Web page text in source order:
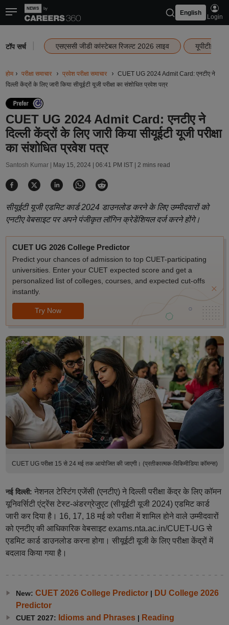
English
Login
टॉप सर्च एसएससी जीडी कांस्टेबल रिजल्ट 2026 लाइव यूपीटीईटी
होम परीक्षा समाचार प्रवेश परीक्षा समाचार
CUET UG 2024 Admit Card: एनटीए ने
दिल्ली केंद्रों के लिए जारी किया सीयूईटी यूजी परीक्षा का संशोधित प्रवेश पत्र
CUET UG 2024 Admit Card: एनटीए ने
दिल्ली केंद्रों के लिए जारी किया सीयूईटी यूजी परीक्षा
का संशोधित प्रवेश पत्र
Santosh Kumar | May 15, 2024 | 06:41 PM IST| 2 mins read
सीयूईटी यूजी एडमिट कार्ड 2024 डाउनलोड करने के लिए उम्मीदवारों को
एनटीए वेबसाइट पर अपने पंजीकृत लॉगिन क्रेडेंशियल दर्ज करने होंगे।
CUET UG 2026 College Predictor
Predict your chances of admission to top CUET-participating
universities. Enter your CUET expected score and get a
personalized list of colleges, courses, and expected cut-offs
instantly.
Try Now
CUET UG परीक्षा 15 से 24 मई तक आयोजित की जाएगी। (प्रतीकात्मक-विकिमीडिया कॉमन्स)
नई दिल्ली: नेशनल टेस्टिंग एजेंसी (एनटीए) ने दिल्ली परीक्षा केंद्र के लिए कॉमन
यूनिवर्सिटी एंट्रेंस टेस्ट-अंडरग्रेजुएट (सीयूईटी यूजी 2024) एडमिट कार्ड
जारी कर दिया है। 16, 17, 18 मई को परीक्षा में शामिल होने वाले उम्मीदवारों
को एनटीए की आधिकारिक वेबसाइट exams.nta.ac.in/CUET-UG से
एडमिट कार्ड डाउनलोड करना होगा। सीयूईटी यूजी के लिए परीक्षा केंद्रों में
बदलाव किया गया है।
New: CUET 2026 College Predictor| DU College 2026
Predictor
CUET 2027: Idioms and Phrases| Reading